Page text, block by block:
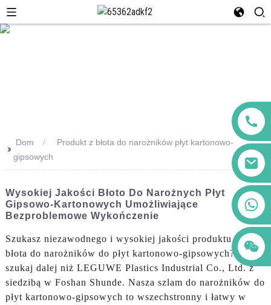
+86 123456789122
>>
Dom
Produkt z błota do narożników płyt kartonowo-
gipsowych
Wysokiej Jakości Błoto Do Narożnych Płyt
Gipsowo-Kartonowych Umożliwiające
Bezproblemowe Wykończenie
Szukasz niezawodnego i wysokiej jakości produktu do
błota do narożników do płyt kartonowo-gipsowych? Nie
szukaj dalej niż LEGUWE Plastics Industrial Co., Ltd. z
siedzibą w Foshan Shunde. Nasza szlam do narożników do
płyt kartonowo-gipsowych to wszechstronny i łatwy w